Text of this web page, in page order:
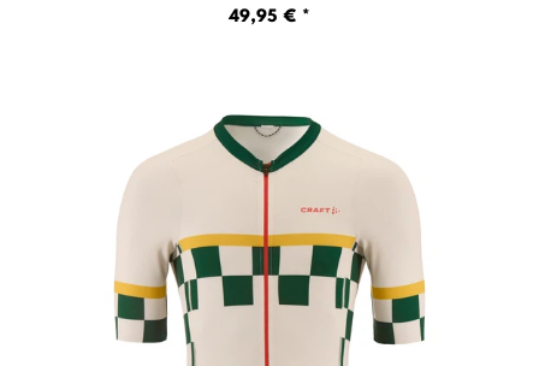
49,95 € *